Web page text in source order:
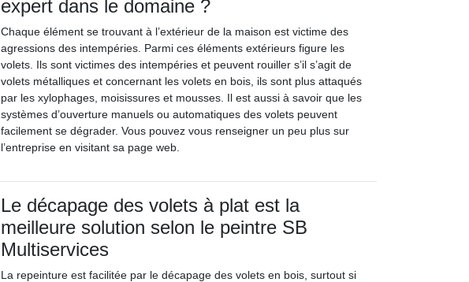
expert dans le domaine ?
Chaque élément se trouvant à l’extérieur de la maison est victime des
agressions des intempéries. Parmi ces éléments extérieurs figure les
volets. Ils sont victimes des intempéries et peuvent rouiller s’il s’agit de
volets métalliques et concernant les volets en bois, ils sont plus attaqués
par les xylophages, moisissures et mousses. Il est aussi à savoir que les
systèmes d’ouverture manuels ou automatiques des volets peuvent
facilement se dégrader. Vous pouvez vous renseigner un peu plus sur
l’entreprise en visitant sa page web.
Le décapage des volets à plat est la
meilleure solution selon le peintre SB
Multiservices
La repeinture est facilitée par le décapage des volets en bois, surtout si